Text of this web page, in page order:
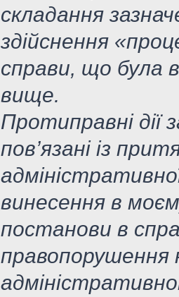
складання
здійснення
справи, що була
вище.
Протиправні дії
пов’язані із
винесення в
постанови в
правопорушення